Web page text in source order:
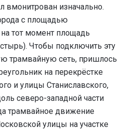
вмонитрован изначально.
с площадью
тот момент площадь
Чтобы подключить эту
трамвайную сеть, пришлось
на перекрёстке
и улицы Станиславского,
северо-западной части
трамвайное движение
улицы на участке